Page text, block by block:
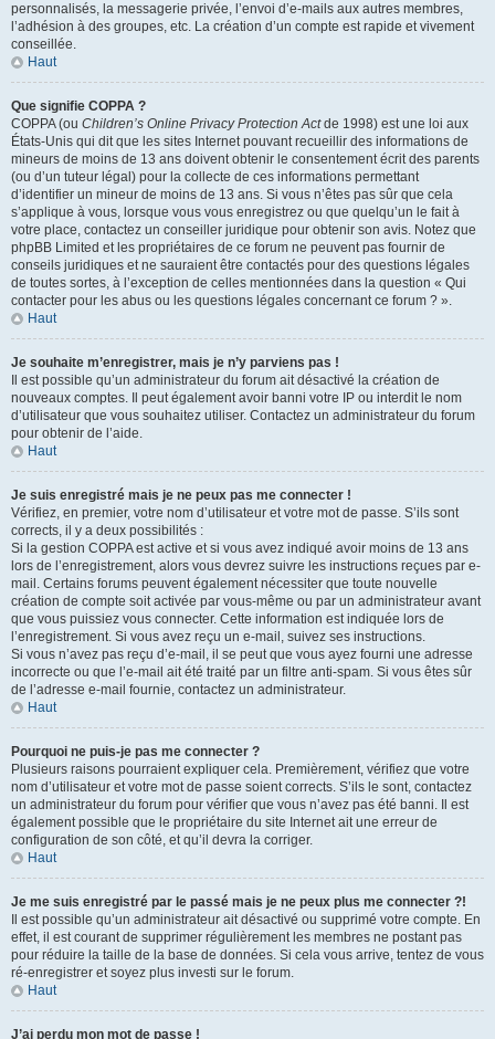
personnalisés, la messagerie privée, l’envoi d’e-mails aux autres membres,
l’adhésion à des groupes, etc. La création d’un compte est rapide et vivement
conseillée.
Haut
Que signifie COPPA ?
COPPA (ou Children’s Online Privacy Protection Actde 1998) est une loi aux
États-Unis qui dit que les sites Internet pouvant recueillir des informations de
mineurs de moins de 13 ans doivent obtenir le consentement écrit des parents
(ou d’un tuteur légal) pour la collecte de ces informations permettant
d’identifier un mineur de moins de 13 ans. Si vous n’êtes pas sûr que cela
s’applique à vous, lorsque vous vous enregistrez ou que quelqu’un le fait à
votre place, contactez un conseiller juridique pour obtenir son avis. Notez que
phpBB Limited et les propriétaires de ce forum ne peuvent pas fournir de
conseils juridiques et ne sauraient être contactés pour des questions légales
de toutes sortes, à l’exception de celles mentionnées dans la question « Qui
contacter pour les abus ou les questions légales concernant ce forum ? ».
Haut
Je souhaite m’enregistrer, mais je n’y parviens pas !
Il est possible qu’un administrateur du forum ait désactivé la création de
nouveaux comptes. Il peut également avoir banni votre IP ou interdit le nom
d’utilisateur que vous souhaitez utiliser. Contactez un administrateur du forum
pour obtenir de l’aide.
Haut
Je suis enregistré mais je ne peux pas me connecter !
Vérifiez, en premier, votre nom d’utilisateur et votre mot de passe. S’ils sont
corrects, il y a deux possibilités :
Si la gestion COPPA est active et si vous avez indiqué avoir moins de 13 ans
lors de l’enregistrement, alors vous devrez suivre les instructions reçues par e-
mail. Certains forums peuvent également nécessiter que toute nouvelle
création de compte soit activée par vous-même ou par un administrateur avant
que vous puissiez vous connecter. Cette information est indiquée lors de
l’enregistrement. Si vous avez reçu un e-mail, suivez ses instructions.
Si vous n’avez pas reçu d’e-mail, il se peut que vous ayez fourni une adresse
incorrecte ou que l’e-mail ait été traité par un filtre anti-spam. Si vous êtes sûr
de l’adresse e-mail fournie, contactez un administrateur.
Haut
Pourquoi ne puis-je pas me connecter ?
Plusieurs raisons pourraient expliquer cela. Premièrement, vérifiez que votre
nom d’utilisateur et votre mot de passe soient corrects. S’ils le sont, contactez
un administrateur du forum pour vérifier que vous n’avez pas été banni. Il est
également possible que le propriétaire du site Internet ait une erreur de
configuration de son côté, et qu’il devra la corriger.
Haut
Je me suis enregistré par le passé mais je ne peux plus me connecter ?!
Il est possible qu’un administrateur ait désactivé ou supprimé votre compte. En
effet, il est courant de supprimer régulièrement les membres ne postant pas
pour réduire la taille de la base de données. Si cela vous arrive, tentez de vous
ré-enregistrer et soyez plus investi sur le forum.
Haut
J’ai perdu mon mot de passe !